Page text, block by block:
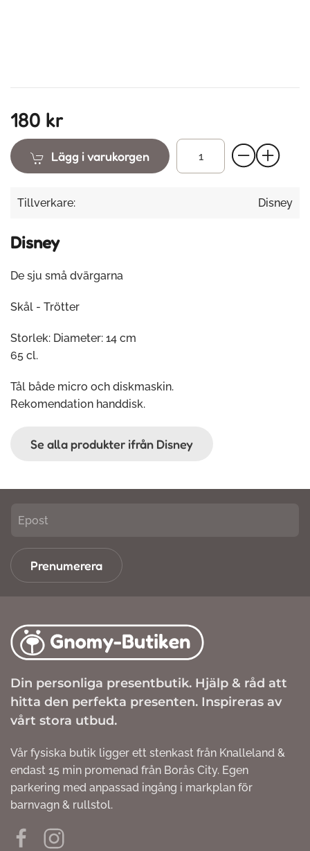
180 kr
Lägg i varukorgen
Tillverkare: Disney
Disney
De sju små dvärgarna
Skål - Trötter
Storlek: Diameter: 14 cm
65 cl.
Tål både micro och diskmaskin.
Rekomendation handdisk.
Se alla produkter ifrån Disney
Prenumerera
Din personliga presentbutik. Hjälp & råd att
hitta den perfekta presenten. Inspireras av
vårt stora utbud.
Vår fysiska butik ligger ett stenkast från Knalleland &
endast 15 min promenad från Borås City. Egen
parkering med anpassad ingång i markplan för
barnvagn & rullstol.